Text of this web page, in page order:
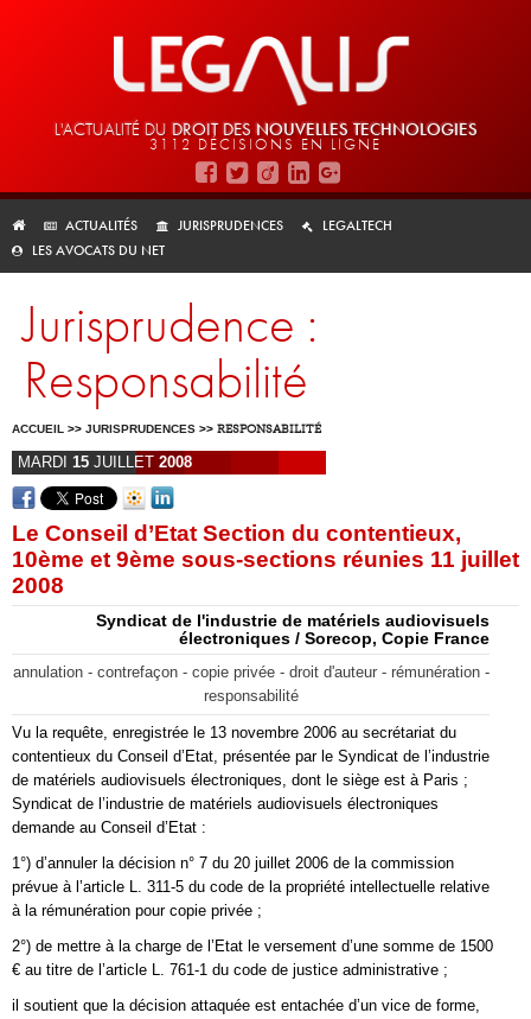
L'ACTUALITÉ DU DROIT DES NOUVELLES TECHNOLOGIES
3112 DÉCISIONS EN LIGNE
ACTUALITÉS JURISPRUDENCES
LEGALTECH
LES AVOCATS DU NET
Jurisprudence :
Responsabilité
ACCUEIL >> JURISPRUDENCES >> RESPONSABILITÉ
MARDI 15 JUILLET 2008
Le Conseil d’Etat Section du contentieux,
10ème et 9ème sous-sections réunies 11 juillet
2008
Syndicat de l'industrie de matériels audiovisuels
électroniques / Sorecop, Copie France
annulation - contrefaçon - copie privée - droit d'auteur - rémunération -
responsabilité
Vu la requête, enregistrée le 13 novembre 2006 au secrétariat du
contentieux du Conseil d’Etat, présentée par le Syndicat de l’industrie
de matériels audiovisuels électroniques, dont le siège est à Paris ;
Syndicat de l’industrie de matériels audiovisuels électroniques
demande au Conseil d’Etat :
1°) d’annuler la décision n° 7 du 20 juillet 2006 de la commission
prévue à l’article L. 311-5 du code de la propriété intellectuelle relative
à la rémunération pour copie privée ;
2°) de mettre à la charge de l’Etat le versement d’une somme de 1500
€ au titre de l’article L. 761-1 du code de justice administrative ;
il soutient que la décision attaquée est entachée d’un vice de forme,